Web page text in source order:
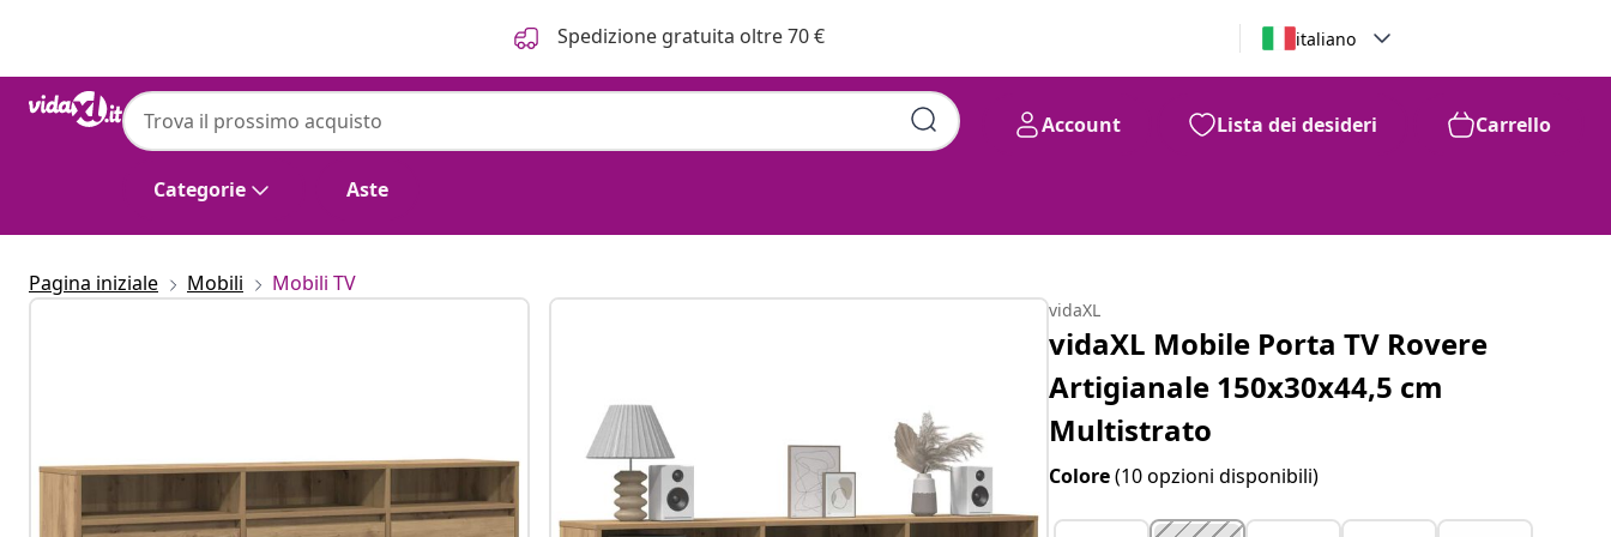
Spedizione gratuita oltre 70 € italiano
Categorie Aste
Account Lista dei desideri Carrello
Pagina iniziale Mobili Mobili TV
vidaXL
vidaXL Mobile Porta TV Rovere
Artigianale 150x30x44,5 cm
Multistrato
Colore(10 opzioni disponibili)